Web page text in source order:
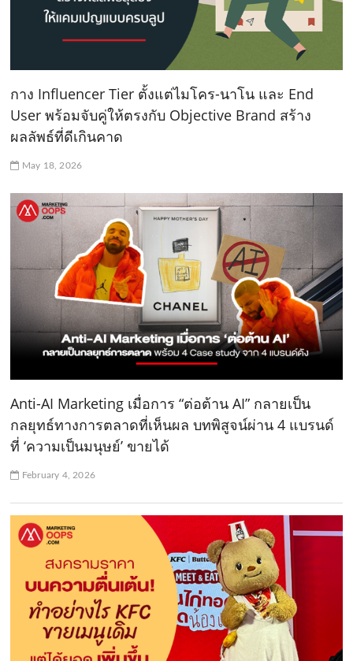
กาง Influencer Tier ตั้งแต่ไมโคร-นาโน และ End
User พร้อมจับคู่ให้ตรงกับ Objective Brand สร้าง
ผลลัพธ์ที่ดีเกินคาด
May 18, 2026
Anti-AI Marketing เมื่อการ “ต่อต้าน AI” กลายเป็น
กลยุทธ์ทางการตลาดที่เห็นผล บทพิสูจน์ผ่าน 4 แบรนด์
ที่ ‘ความเป็นมนุษย์’ ขายได้
February 4, 2026